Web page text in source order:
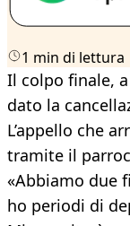
1 min di lettura
Il colpo finale,
dato la
L’appello che
tramite il
«Abbiamo due
ho periodi di